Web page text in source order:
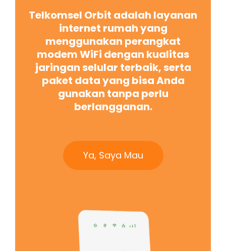
Telkomsel Orbit adalah layanan
internet rumah yang
menggunakan perangkat
modem WiFi dengan kualitas
jaringan selular terbaik, serta
paket data yang bisa Anda
gunakan tanpa perlu
berlangganan.
Ya, Saya Mau